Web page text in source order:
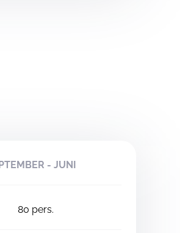
- JUNI
80 pers.